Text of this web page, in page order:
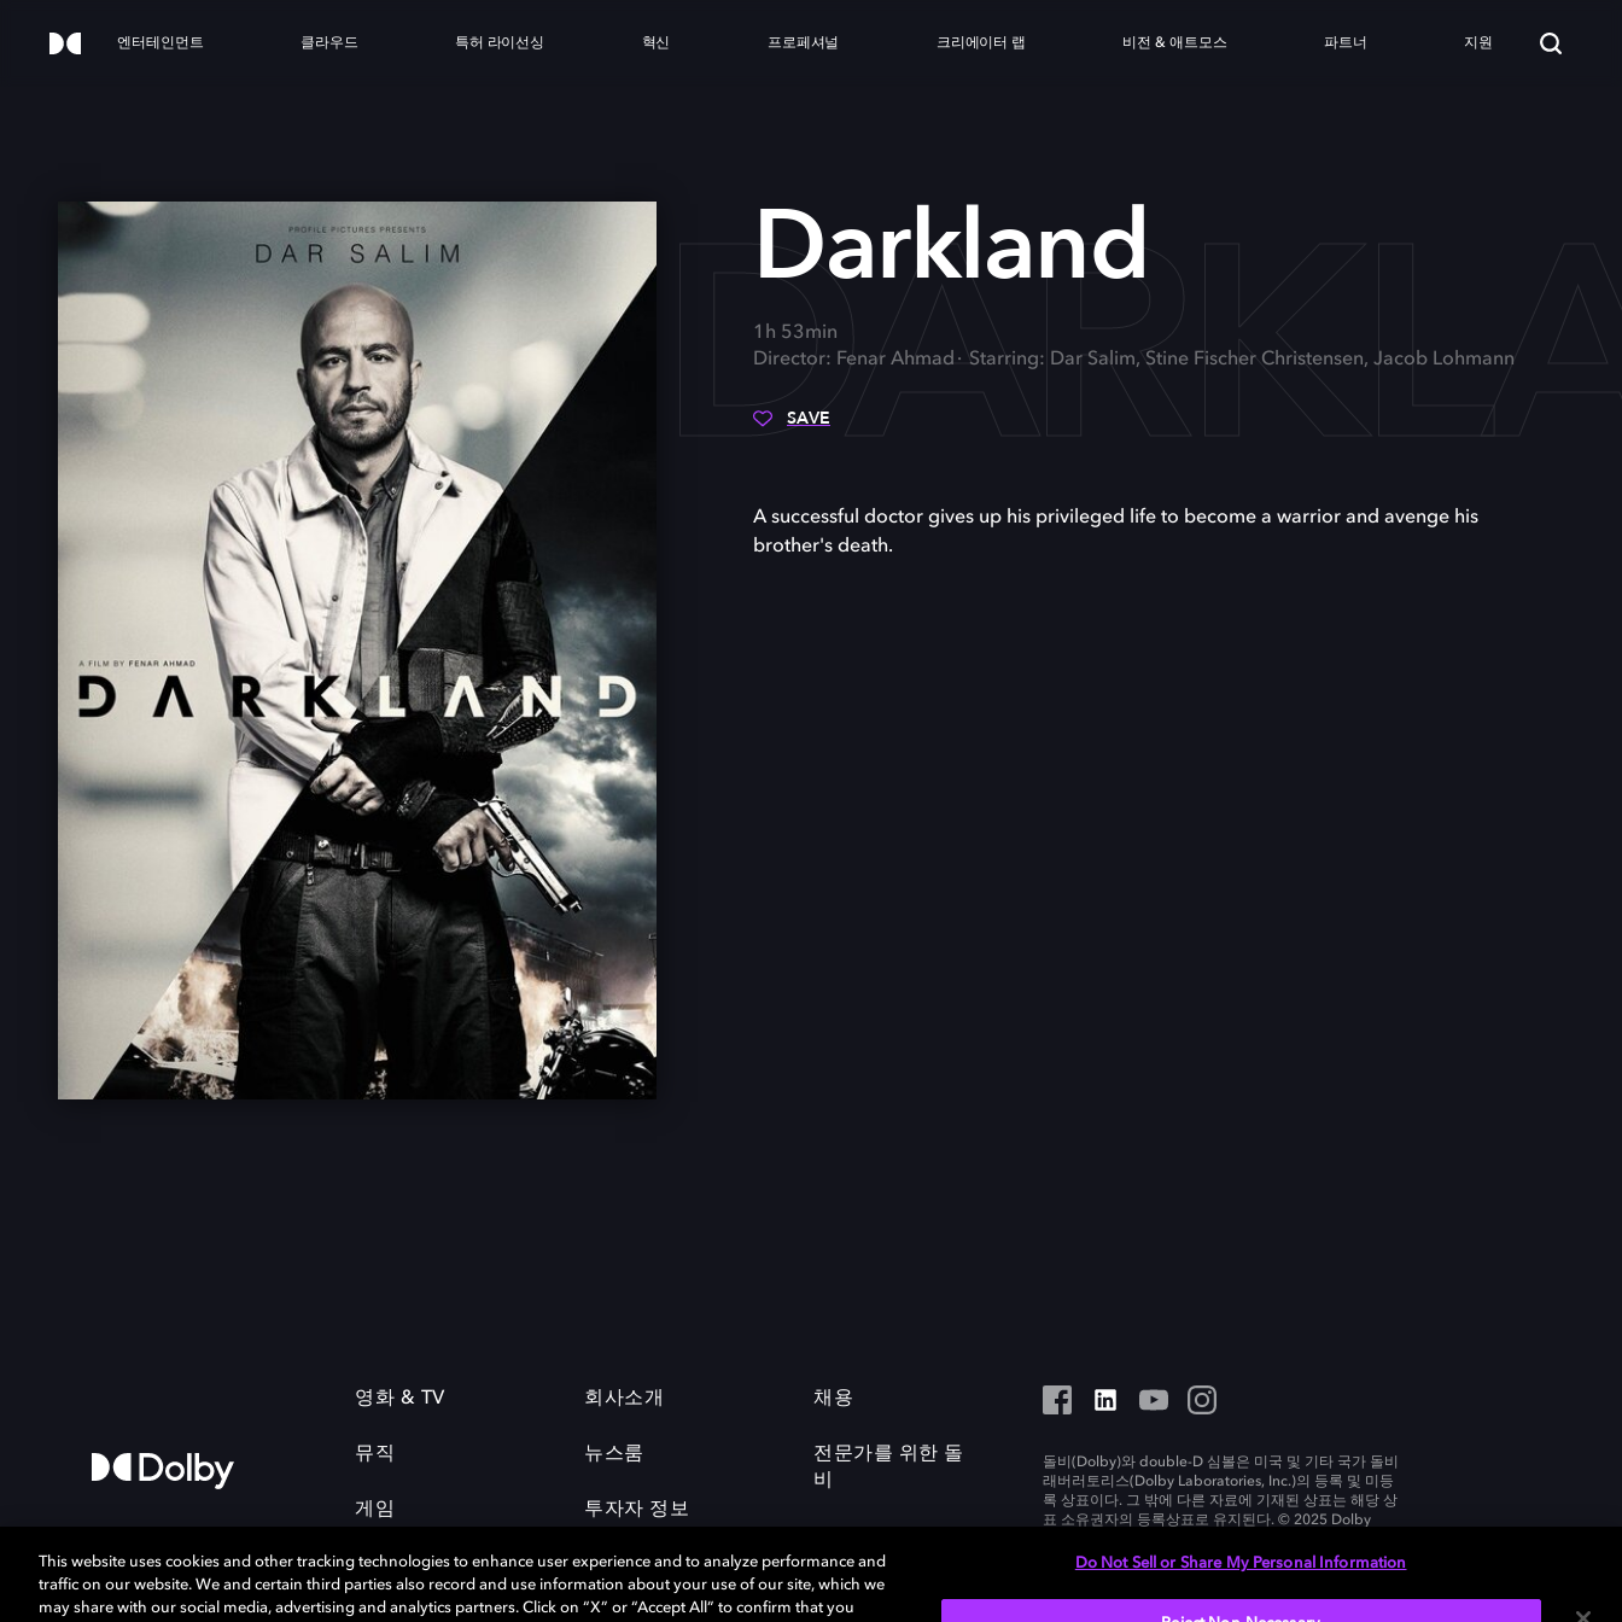
엔터테인먼트 클라우드 특허 라이선싱 혁신 프로페셔널 크리에이터 랩 비전 & 애트모스 파트너 지원
Darkland
1h 53min
Director: Fenar Ahmad
Starring: Dar Salim, Stine Fischer Christensen, Jacob Lohmann
SAVE
A successful doctor gives up his privileged life to become a warrior and avenge his
brother's death.
영화 & TV
뮤직
게임
회사소개
뉴스룸
투자자 정보
채용
전문가를 위한 돌
비
돌비(Dolby)와 double-D 심볼은 미국 및 기타 국가 돌비
래버러토리스(Dolby Laboratories, Inc.)의 등록 및 미등
록 상표이다. 그 밖에 다른 자료에 기재된 상표는 해당 상
표 소유권자의 등록상표로 유지된다. © 2025 Dolby
This website uses cookies and other tracking technologies to enhance user experience and to analyze performance and
traffic on our website. We and certain third parties also record and use information about your use of our site, which we
may share with our social media, advertising and analytics partners. Click on “X” or “Accept All” to confirm that you
Do Not Sell or Share My Personal Information